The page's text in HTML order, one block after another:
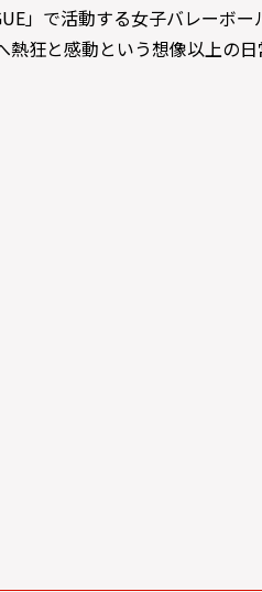
」で活動する女子バレーボー
狂と感動という想像以上の日